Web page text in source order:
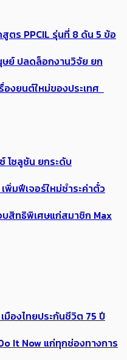
ตร PPCIL รุ่นที่ 8 ดัน 5 ข้อ
ษย์ ปลดล็อกงานวิจัย ยก
องยนต์ใหม่ของประเทศ
โซลูชัน ยกระดับ
พิ่มฟีเจอร์ใหม่ชำระค่าตั๋ว
สิทธิพิเศษแก่สมาชิก Max
มืองไทยประกันชีวิต 75 ปี
It Now แก่ทุกช่องทางการ